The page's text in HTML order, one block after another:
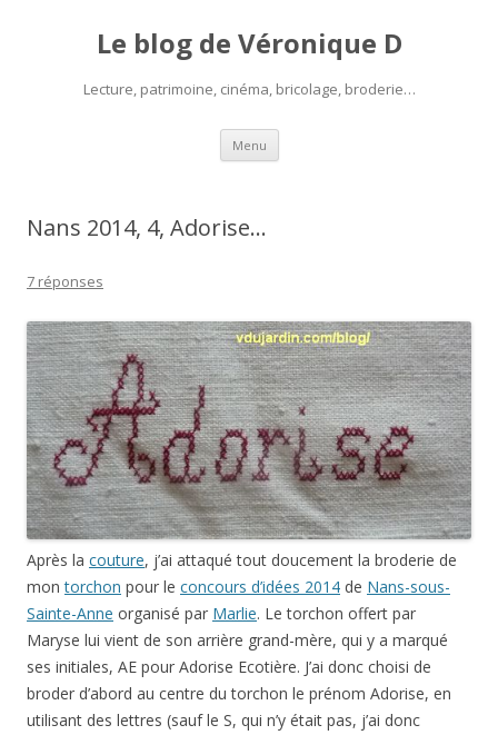
Le blog de Véronique D
Lecture, patrimoine, cinéma, bricolage, broderie…
Menu Aller
contenu
Nans 2014, 4, Adorise…
7 réponses
Après la couture, j’ai attaqué tout doucement la broderie de
montorchon pour le concours d’idées 2014 de Nans-sous-
Sainte-Anne organisé par Marlie. Le torchon offert par
Maryse lui vient de son arrière grand-mère, qui y a marqué
ses initiales, AE pour Adorise Ecotière. J’ai donc choisi de
broder d’abord au centre du torchon le prénom Adorise, en
utilisant des lettres (sauf le S, qui n’y était pas, j’ai donc